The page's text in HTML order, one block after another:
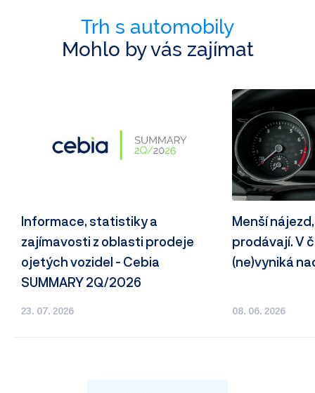
Trh s automobily
Mohlo by vás zajímat
23. 07. 2026
Informace, statistiky a
zajímavosti z oblasti prodeje
ojetých vozidel - Cebia
SUMMARY 2Q/2026
08. 06. 2026
Menší
prodávají. V
(ne)vyniká